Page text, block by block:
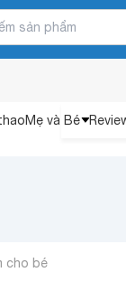
Mẹ và Bé
cho bé